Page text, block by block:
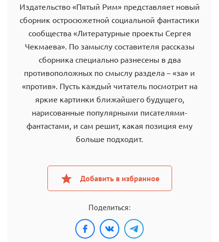
Издательство «Пятый Рим» представляет новый
сборник остросюжетной социальной фантастики
сообщества «Литературные проекты Сергея
Чекмаева». По замыслу составителя рассказы
сборника специально разнесены в два
противоположных по смыслу раздела – «за» и
«против». Пусть каждый читатель посмотрит на
яркие картинки ближайшего будущего,
нарисованные популярными писателями-
фантастами, и сам решит, какая позиция ему
больше подходит.
Добавить в избранное
Поделиться: